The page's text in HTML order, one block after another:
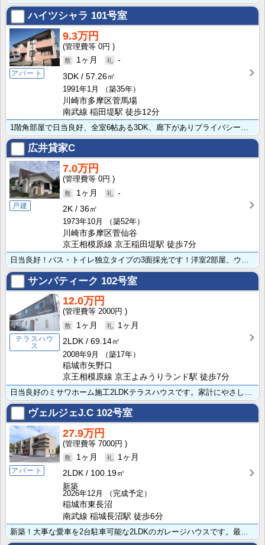
ハイツシャラ 101号室
アパート
9.3万円
0円
1ヶ月
-
3DK
57.26㎡
1991年1月
（築35年）
川崎市多摩区菅馬場
南武線 稲田堤駅 徒歩12分
広井貸家C
戸建
7.0万円
0円
1ヶ月
-
2K
36㎡
1973年10月
（築52年）
川崎市多摩区菅仙谷
京王相模原線 京王稲田堤駅 徒歩7分
サンパティーク 102号室
テラスハウ
ス
12.0万円
2000円
1ヶ月
1ヶ月
2LDK
69.14㎡
2008年9月
（築17年）
稲城市矢野口
京王相模原線 京王よみうりランド駅 徒歩7分
ヴェルジェJ.C 102号室
アパート
27.9万円
7000円
1ヶ月
1ヶ月
2LDK
100.19㎡
新築
2026年12月
（完成予定）
稲城市東長沼
南武線 稲城長沼駅 徒歩6分